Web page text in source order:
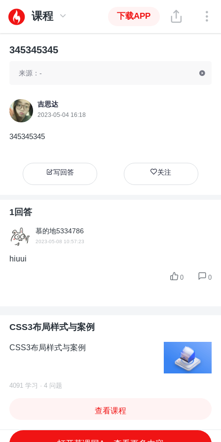
课程 下载APP
345345345
来源：-
吉思达
2023-05-04 16:18
345345345
写回答 关注
1回答
慕的地5334786
2023-05-08 10:57:23
hiuui
0
0
CSS3布局样式与案例
CSS3布局样式与案例
4091 学习 · 4 问题
查看课程